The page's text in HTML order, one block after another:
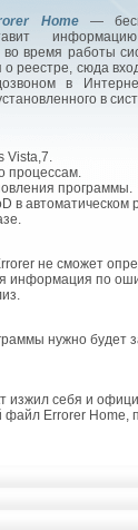
Home—
время работы
реестре, сюда
в
в
Vista,7.
процессам.
программы.
в автоматическом
не сможет
информация по
нужно будет
изжил себя и
Errorer Home,